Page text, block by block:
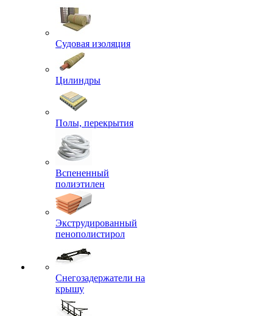
Судовая изоляция
Цилиндры
Полы, перекрытия
Вспененный
полиэтилен
Экструдированный
пенополистирол
Снегозадержатели на
крышу